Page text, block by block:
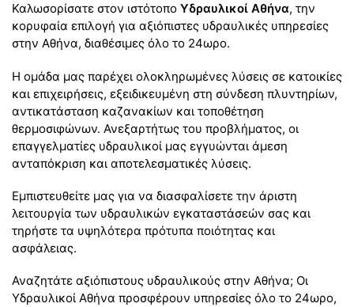
Καλωσορίσατε στον ιστότοπο Υδραυλικοί Αθήνα, την
κορυφαία επιλογή για αξιόπιστες υδραυλικές υπηρεσίες
στην Αθήνα, διαθέσιμες όλο το 24ωρο.
Η ομάδα μας παρέχει ολοκληρωμένες λύσεις σε κατοικίες
και επιχειρήσεις, εξειδικευμένη στη σύνδεση πλυντηρίων,
αντικατάσταση καζανακίων και τοποθέτηση
θερμοσιφώνων. Ανεξαρτήτως του προβλήματος, οι
επαγγελματίες υδραυλικοί μας εγγυώνται άμεση
ανταπόκριση και αποτελεσματικές λύσεις.
Εμπιστευθείτε μας για να διασφαλίσετε την άριστη
λειτουργία των υδραυλικών εγκαταστάσεών σας και
τηρήστε τα υψηλότερα πρότυπα ποιότητας και
ασφάλειας.
Αναζητάτε αξιόπιστους υδραυλικούς στην Αθήνα; Οι
Υδραυλικοί Αθήνα προσφέρουν υπηρεσίες όλο το 24ωρο,